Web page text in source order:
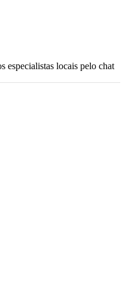
especialistas locais pelo chat